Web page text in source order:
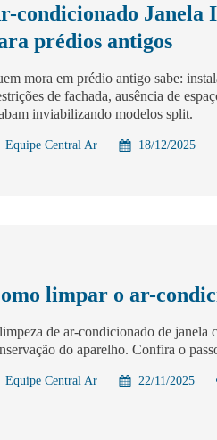
condicionado Janela
prédios antigos
mora em prédio antigo sabe:
de fachada, ausência de
inviabilizando modelos split.
Equipe Central Ar 18/12/2025
limpar o ar-
de ar-condicionado de janela
do aparelho. Confira o
Equipe Central Ar 22/11/2025